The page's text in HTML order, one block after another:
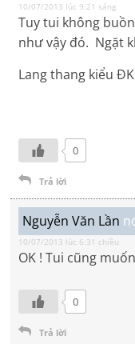
10/07/2013 lúc 9:21 sáng
Tuy tui không
như vậy đó. Ngặt
Lang thang kiểu
0
Trả lời
Nguyễn Văn Lần
10/07/2013 lúc 6:31 chiều
OK ! Tui cũng
0
Trả lời